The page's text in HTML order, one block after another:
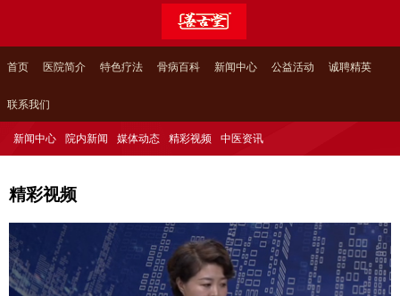
首页 医院简介 特色疗法 骨病百科 新闻中心 公益活动 诚聘精英
联系我们
新闻中心 院内新闻 媒体动态 精彩视频 中医资讯
精彩视频